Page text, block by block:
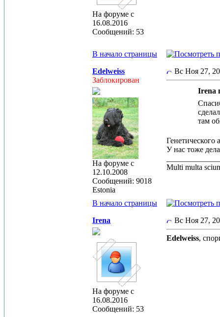
На форуме с
16.08.2016
Сообщений: 53
В начало страницы
Edelweiss
Заблокирован
На форуме с
12.10.2008
Сообщений: 9018
Estonia
Вс Ноя 27,
Irena
там
Генетического
У нас тоже
Multi multa
В начало страницы
Irena
На форуме с
16.08.2016
Сообщений: 53
Вс Ноя 27,
Edelweiss,